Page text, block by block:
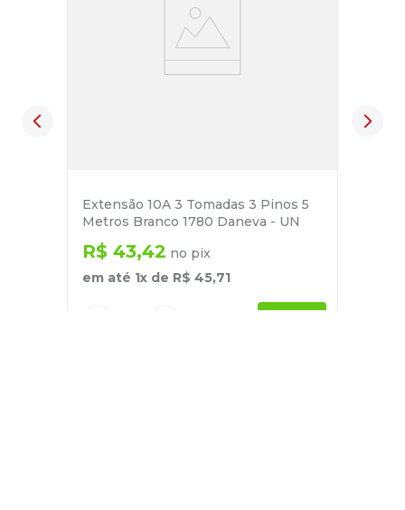
Extensão 10A 3 Tomadas 3 Pinos 5
Metros Branco 1780 Daneva - UN
R$ 43,42 no pix
em até 1x de R$ 45,71